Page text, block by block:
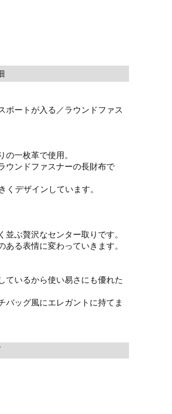
ポートが入る／ラウンドファス
一枚革で使用。
ウンドファスナーの長財布で
デザインしています。
ぶ贅沢なセンター取りです。
る表情に変わっていきます。
ているから使い易さにも優れた
バッグ風にエレガントに持てま